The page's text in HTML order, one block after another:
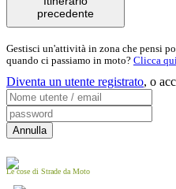
precedente
Gestisci un'attività in zona che pensi
quando ci passiamo in moto? Clicca
Diventa un utente registrato, o
Le cose di Strade da Moto